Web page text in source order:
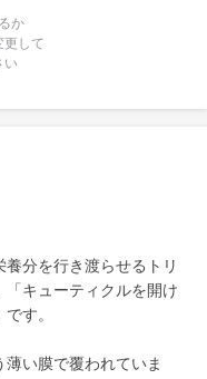
か
更して
い
分を行き渡らせるトリ
キューティクルを開け
す。
い膜で覆われていま